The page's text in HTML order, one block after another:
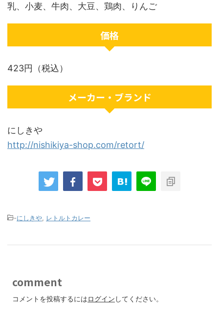
乳、小麦、牛肉、大豆、鶏肉、りんご
価格
423円（税込）
メーカー・ブランド
にしきや
http://nishikiya-shop.com/retort/
-にしきや レトルトカレー
comment
コメントを投稿するにはログイン してください。